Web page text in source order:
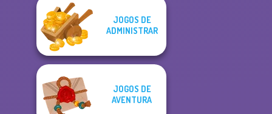
JOGOS DE
ADMINISTRAR
JOGOS DE
AVENTURA